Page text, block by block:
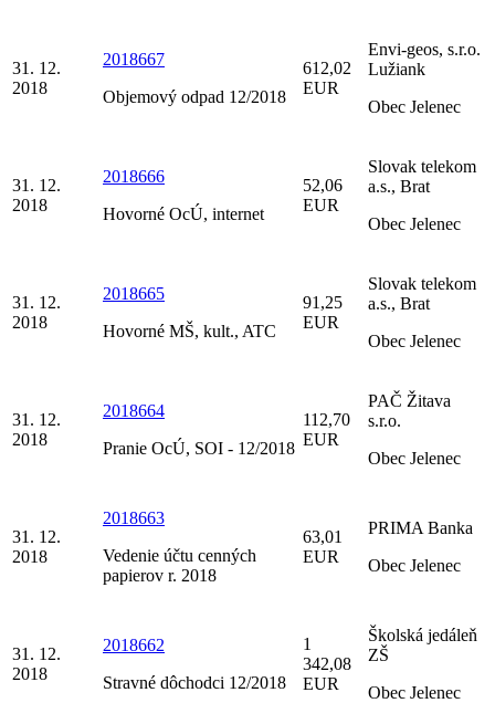
31. 12.
2018
2018667
Objemový odpad 12/2018
612,02
EUR
Envi-geos, s.r.o.
Lužiank
Obec Jelenec
31. 12.
2018
2018666
Hovorné OcÚ, internet
52,06
EUR
Slovak telekom
a.s., Brat
Obec Jelenec
31. 12.
2018
2018665
Hovorné MŠ, kult., ATC
91,25
EUR
Slovak telekom
a.s., Brat
Obec Jelenec
31. 12.
2018
2018664
Pranie OcÚ, SOI - 12/2018
112,70
EUR
PAČ Žitava
s.r.o.
Obec Jelenec
31. 12.
2018
2018663
Vedenie účtu cenných
papierov r. 2018
63,01
EUR
PRIMA Banka
Obec Jelenec
31. 12.
2018
2018662
Stravné dôchodci 12/2018
1
342,08
EUR
Školská jedáleň
ZŠ
Obec Jelenec